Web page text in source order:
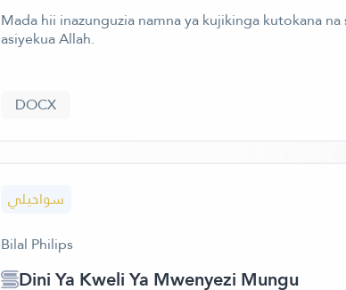
Mada hii inazunguzia namna ya kujikinga kutokana
asiyekua Allah.
DOCX
سواحيلي
Bilal Philips
Dini Ya Kweli Ya Mwenyezi Mungu